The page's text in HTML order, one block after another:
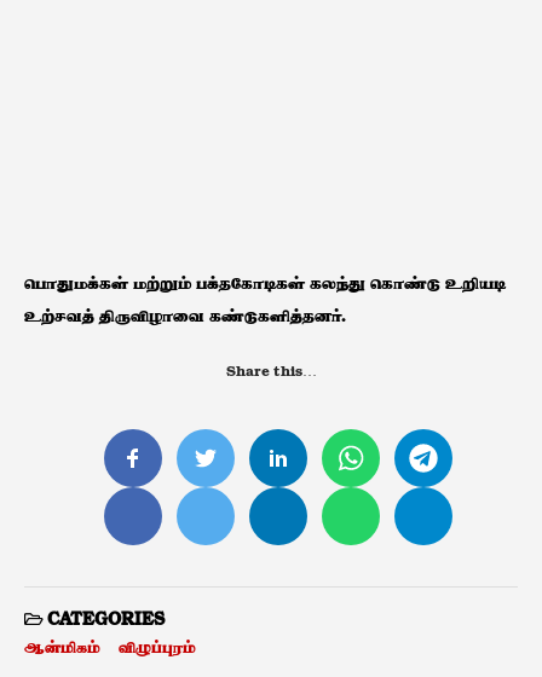
பொதுமக்கள் மற்றும் பக்தகோடிகள் கலந்து கொண்டு உறியடி
உற்சவத் திருவிழாவை கண்டுகளித்தனர்.
Share this…
CATEGORIES
ஆன்மிகம் விழுப்புரம்